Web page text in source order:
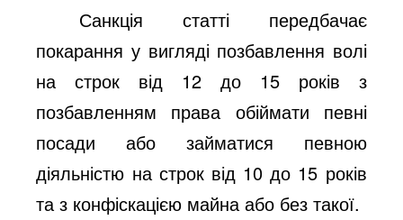
Санкція статті передбачає
покарання у вигляді позбавлення волі
на строк від 12 до 15 років з
позбавленням права обіймати певні
посади або займатися певною
діяльністю на строк від 10 до 15 років
та з конфіскацією майна або без такої.